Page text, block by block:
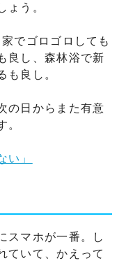
ょう。
でゴロゴロしても
良し、森林浴で新
も良し。
の日からまた有意
。
い」
スマホが一番。し
ていて、かえって